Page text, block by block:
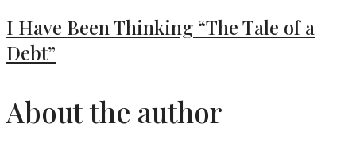
I Have Been Thinking “The Tale of a
Debt”
About the author